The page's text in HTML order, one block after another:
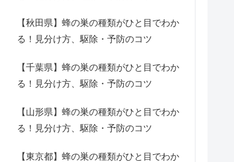
【秋田県】蜂の巣の種類がひと目でわか
る！見分け方、駆除・予防のコツ
【千葉県】蜂の巣の種類がひと目でわか
る！見分け方、駆除・予防のコツ
【山形県】蜂の巣の種類がひと目でわか
る！見分け方、駆除・予防のコツ
【東京都】蜂の巣の種類がひと目でわか